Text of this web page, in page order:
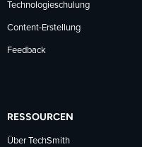
Technologieschulung
Content-Erstellung
Feedback
RESSOURCEN
Über TechSmith